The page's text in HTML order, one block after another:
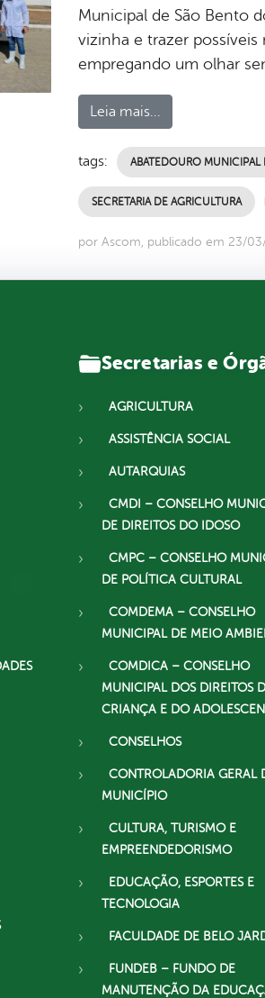
Municipal de São Bento
vizinha e trazer
empregando um olhar
Leia mais...
tags: ABATEDOURO
SECRETARIA DE AGRICULTURA
por Ascom, publicado em 23/
Secretarias e
AGRICULTURA
ASSISTÊNCIA SOCIAL
AUTARQUIAS
CMDI – CONSELHO
DE DIREITOS DO IDOSO
CMPC – CONSELHO
DE POLÍTICA CULTURAL
COMDEMA – CONSELHO
MUNICIPAL DE MEIO
COMDICA – CONSELHO
MUNICIPAL DOS DIREITOS
CRIANÇA E DO
CONSELHOS
CONTROLADORIA GERAL
MUNICÍPIO
CULTURA, TURISMO E
EMPREENDEDORISMO
EDUCAÇÃO, ESPORTES E
TECNOLOGIA
FACULDADE DE BELO
FUNDEB – FUNDO DE
MANUTENÇÃO DA